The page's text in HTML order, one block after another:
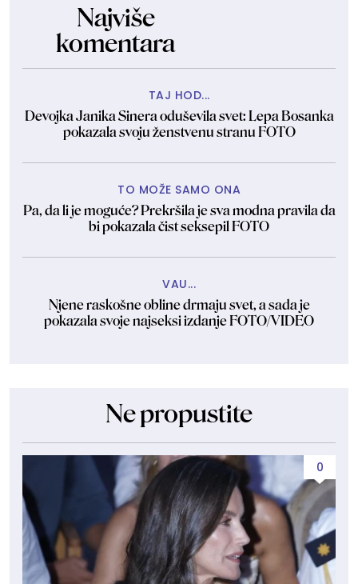
Najviše
komentara
TAJ HOD...
Devojka Janika Sinera oduševila svet: Lepa Bosanka
pokazala svoju ženstvenu stranu FOTO
TO MOŽE SAMO ONA
Pa, da li je moguće? Prekršila je sva modna pravila da
bi pokazala čist seksepil FOTO
VAU...
Njene raskošne obline drmaju svet, a sada je
pokazala svoje najseksi izdanje FOTO/VIDEO
Ne propustite
0